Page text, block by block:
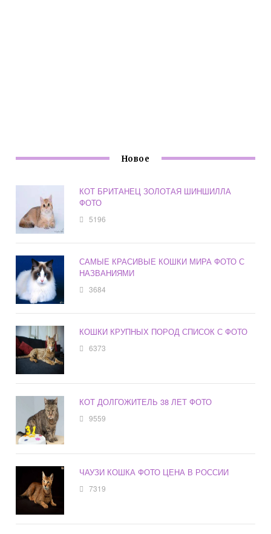
Новое
КОТ БРИТАНЕЦ ЗОЛОТАЯ ШИНШИЛЛА
ФОТО
5196
САМЫЕ КРАСИВЫЕ КОШКИ МИРА ФОТО С
НАЗВАНИЯМИ
3684
КОШКИ КРУПНЫХ ПОРОД СПИСОК С ФОТО
6373
КОТ ДОЛГОЖИТЕЛЬ 38 ЛЕТ ФОТО
9559
ЧАУЗИ КОШКА ФОТО ЦЕНА В РОССИИ
7319